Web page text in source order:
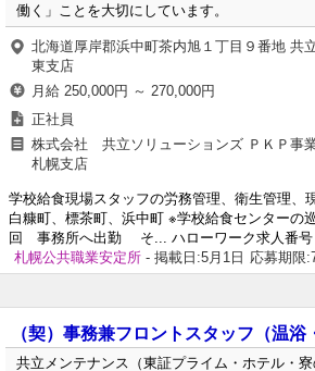
働く」ことを大切にしています。
北海道厚岸郡浜中町茶内旭１丁目９番地
東支店
月給 250,000円 ～ 270,000円
正社員
株式会社 共立ソリューションズ ＰＫＰ
札幌支店
学校給食現場スタッフの労務管理、衛生管理、
白糠町、標茶町、浜中町 ※学校給食センターの
回 事務所へ出勤 そ... ハローワーク求人番号
札幌公共職業安定所 - 掲載日:5月1日 応募期限
（契）事務兼フロントスタッフ（温浴
共立メンテナンス（東証プライム・ホテル・